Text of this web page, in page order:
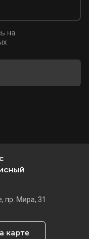
на
пр. Мира, 31
карте